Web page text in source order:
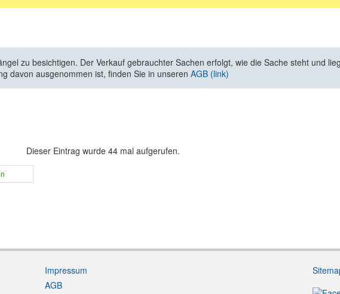
zu besichtigen. Der Verkauf gebrauchter Sachen erfolgt, wie die Sache steht und
davon ausgenommen ist, finden Sie in unseren AGB (link)
Dieser Eintrag wurde 44 mal aufgerufen.
Impressum
AGB